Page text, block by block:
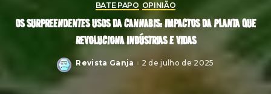
BATE PAPO OPINIÃO
OS SURPREENDENTES USOS DA CANNABIS: IMPACTOS DA PLANTA QUE
REVOLUCIONA INDÚSTRIAS E VIDAS
Posted
Revista Ganja 2 de julho de 2025